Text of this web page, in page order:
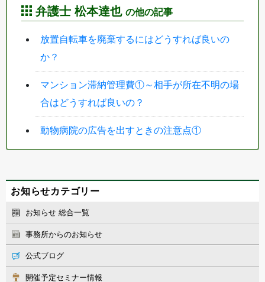
弁護士 松本達也 の他の記事
放置自転車を廃棄するにはどうすれば良いの
か？
マンション滞納管理費①～相手が所在不明の場
合はどうすれば良いの？
動物病院の広告を出すときの注意点①
お知らせカテゴリー
お知らせ 総合一覧
事務所からのお知らせ
公式ブログ
開催予定セミナー情報